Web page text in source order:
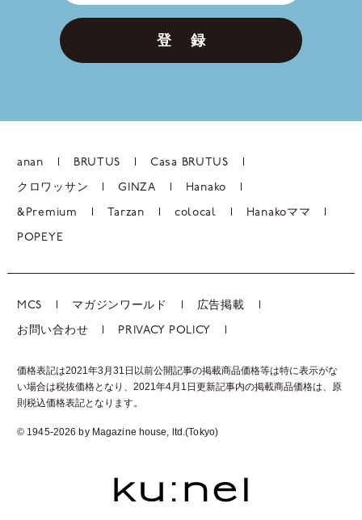
登 録
anan BRUTUS Casa BRUTUS
クロワッサン GINZA Hanako
&Premium Tarzan colocal Hanakoママ
POPEYE
MCS マガジンワールド 広告掲載
お問い合わせ PRIVACY POLICY
価格表記は2021年3月31日以前公開記事の掲載商品価格等は特に表示がな
い場合は税抜価格となり、2021年4月1日更新記事内の掲載商品価格は、 原
則税込価格表記となります。
© 1945-2026 by Magazine house, ltd.(Tokyo)